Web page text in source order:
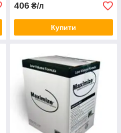
406 ₴/л
Купити